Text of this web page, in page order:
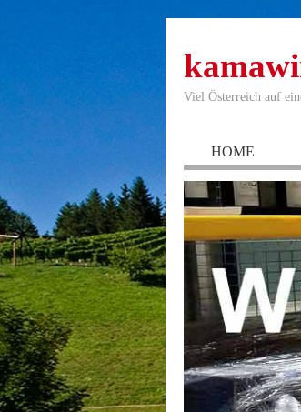
Viel Österreich auf
HOME